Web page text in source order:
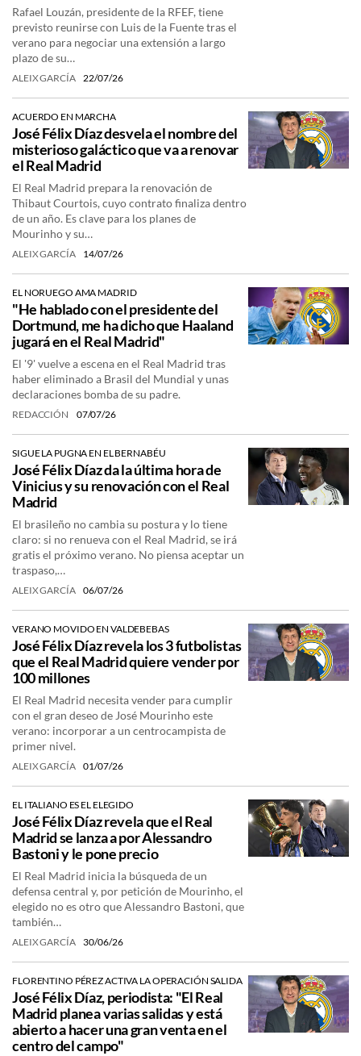
Rafael Louzán, presidente de la RFEF, tiene
previsto reunirse con Luis de la Fuente tras el
verano para negociar una extensión a largo
plazo de su…
ALEIX GARCÍA 22/07/26
ACUERDO EN MARCHA
José Félix Díaz desvela el nombre del
misterioso galáctico que va a renovar
el Real Madrid
El Real Madrid prepara la renovación de
Thibaut Courtois, cuyo contrato finaliza dentro
de un año. Es clave para los planes de
Mourinho y su…
ALEIX GARCÍA 14/07/26
EL NORUEGO AMA MADRID
"He hablado con el presidente del
Dortmund, me ha dicho que Haaland
jugará en el Real Madrid"
El '9' vuelve a escena en el Real Madrid tras
haber eliminado a Brasil del Mundial y unas
declaraciones bomba de su padre.
REDACCIÓN 07/07/26
SIGUE LA PUGNA EN EL BERNABÉU
José Félix Díaz da la última hora de
Vinicius y su renovación con el Real
Madrid
El brasileño no cambia su postura y lo tiene
claro: si no renueva con el Real Madrid, se irá
gratis el próximo verano. No piensa aceptar un
traspaso,…
ALEIX GARCÍA 06/07/26
VERANO MOVIDO EN VALDEBEBAS
José Félix Díaz revela los 3 futbolistas
que el Real Madrid quiere vender por
100 millones
El Real Madrid necesita vender para cumplir
con el gran deseo de José Mourinho este
verano: incorporar a un centrocampista de
primer nivel.
ALEIX GARCÍA 01/07/26
EL ITALIANO ES EL ELEGIDO
José Félix Díaz revela que el Real
Madrid se lanza a por Alessandro
Bastoni y le pone precio
El Real Madrid inicia la búsqueda de un
defensa central y, por petición de Mourinho, el
elegido no es otro que Alessandro Bastoni, que
también…
ALEIX GARCÍA 30/06/26
FLORENTINO PÉREZ ACTIVA LA OPERACIÓN SALIDA
José Félix Díaz, periodista: "El Real
Madrid planea varias salidas y está
abierto a hacer una gran venta en el
centro del campo"